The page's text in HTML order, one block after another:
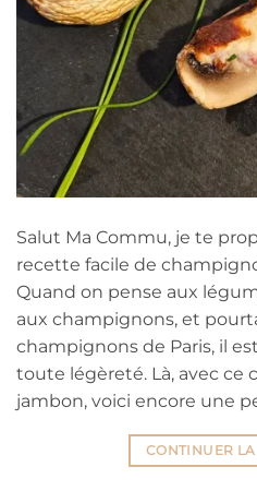
Salut Ma Commu, je te
recette facile de
Quand on pense aux
aux champignons, et
champignons de Paris, il
toute légèreté. Là, avec ce
jambon, voici encore une
CONTINUER